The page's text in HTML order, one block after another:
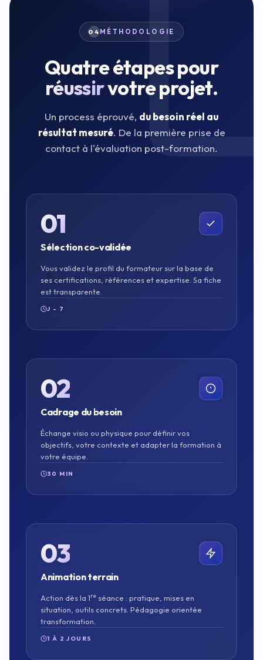
04MÉTHODOLOGIE
Quatre étapes pour
réussirvotre projet.
Un process éprouvé, du besoin réel au
résultat mesuré. De la première prise de
contact à l'évaluation post-formation.
01
Sélection co-validée
Vous validez le profil du formateur sur la base de
ses certifications, références et expertise. Sa fiche
est transparente.
J - 7
02
Cadrage du besoin
Échange visio ou physique pour définir vos
objectifs, votre contexte et adapter la formation à
votre équipe.
30 MIN
03
Animation terrain
Action dès la 1re séance : pratique, mises en
situation, outils concrets. Pédagogie orientée
transformation.
1 À 2 JOURS